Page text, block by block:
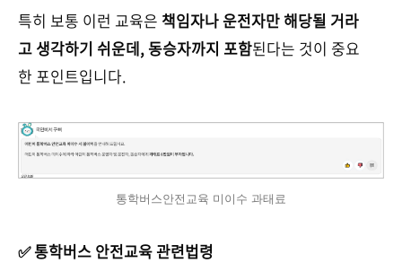
특히 보통 이런 교육은 책임자나 운전자만 해당될 거라
고 생각하기 쉬운데, 동승자까지 포함된다는 것이 중요
한 포인트입니다.
통학버스안전교육 미이수 과태료
✅ 통학버스 안전교육 관련법령